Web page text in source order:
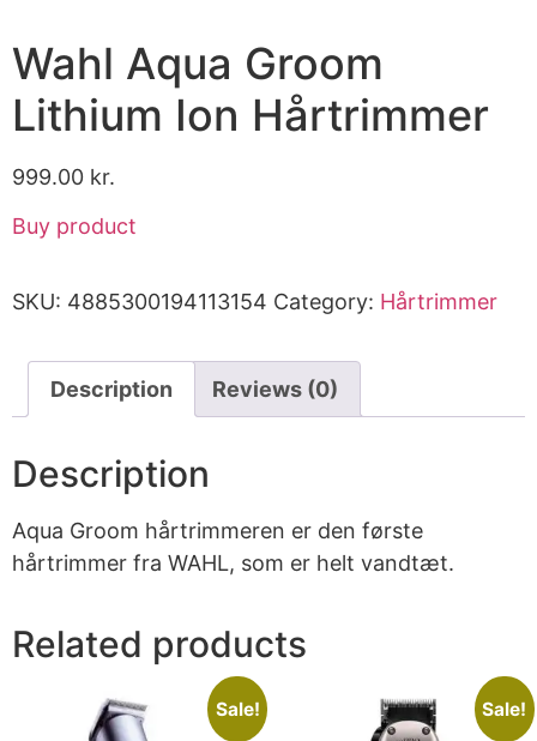
Wahl Aqua Groom
Lithium Ion Hårtrimmer
999.00 kr.
Buy product
SKU: 4885300194113154 Category: Hårtrimmer
Description Reviews (0)
Description
Aqua Groom hårtrimmeren er den første
hårtrimmer fra WAHL, som er helt vandtæt.
Related products
Sale! Sale!